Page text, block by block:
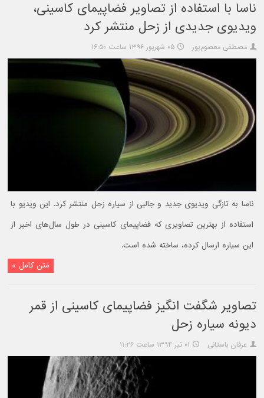
ناسا با استفاده از تصاویر فضاپیمای کاسینی،
ویدیوی جدیدی از زحل منتشر کرد
مصطفی معصوم‌پور ۰۵ شهریور ۱۳۹۶ ساعت ۱۶:۵۰
ناسا به تازگی ویدیوی جدید و جالبی از سیاره زحل منتشر کرد. این ویدیو با
استفاده از بهترین تصاویری که فضاپیمای کاسینی در طول سال‌های اخیر از
این سیاره ارسال کرده، ساخته شده است.
متن کامل »
تصاویر شگفت انگیز فضاپیمای کاسینی از قمر
دیونه سیاره زحل
عرفان باستانی ۰۱ تیر ۱۳۹۴ ساعت ۱۱:۲۶